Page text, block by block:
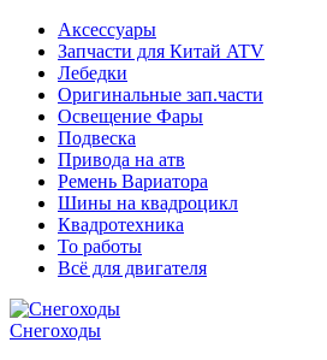
Аксессуары
Запчасти для Китай ATV
Лебедки
Оригинальные зап.части
Освещение Фары
Подвеска
Привода на атв
Ремень Вариатора
Шины на квадроцикл
Квадротехника
То работы
Всё для двигателя
Снегоходы